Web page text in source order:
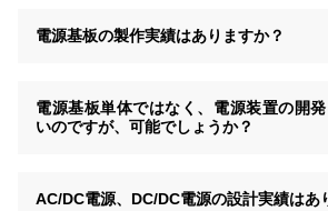
電源基板の製作実績はありますか？
電源基板単体ではなく、電源装置の開
いのですが、可能でしょうか？
AC/DC電源、DC/DC電源の設計実績はあ